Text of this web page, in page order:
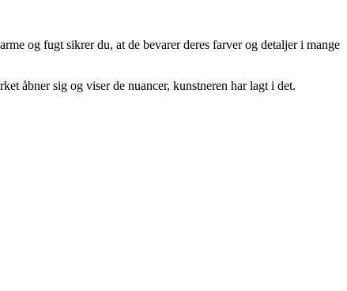
og fugt sikrer du, at de bevarer deres farver og detaljer i mange
åbner sig og viser de nuancer, kunstneren har lagt i det.